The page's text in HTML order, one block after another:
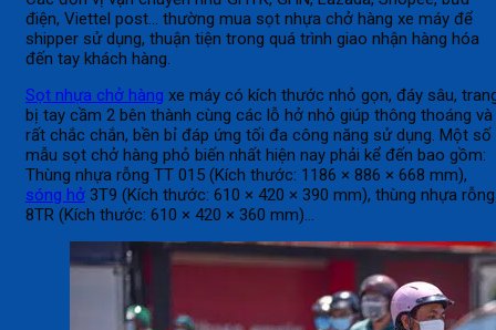
điện, Viettel post… thường mua sọt nhựa chở hàng xe máy để
shipper sử dụng, thuận tiện trong quá trình giao nhận hàng hóa
đến tay khách hàng.
Sọt nhựa chở hàng xe máy có kích thước nhỏ gọn, đáy sâu,
bị tay cầm 2 bên thành cùng các lỗ hở nhỏ giúp thông thoáng và
rất chắc chắn, bền bỉ đáp ứng tối đa công năng sử dụng. Một số
mẫu sọt chở hàng phỏ biến nhất hiện nay phải kể đến bao gồm:
Thùng nhựa rỗng TT 015 (Kích thước: 1186 × 886 × 668 mm),
sóng hở 3T9 (Kích thước: 610 × 420 × 390 mm), thùng nhựa rỗng
8TR (Kích thước: 610 × 420 × 360 mm)…